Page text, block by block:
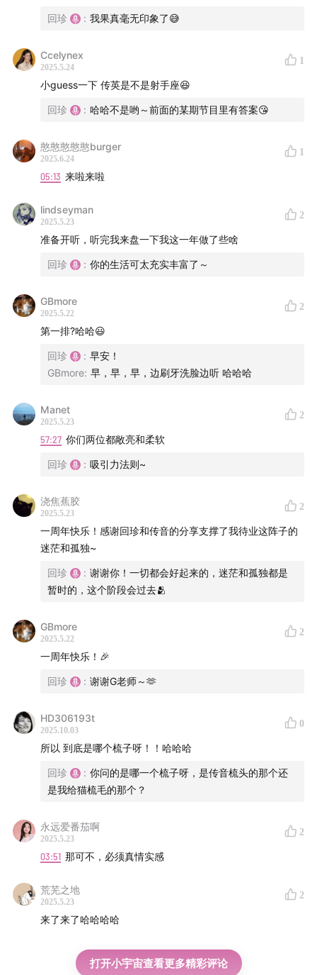
回珍 : 我果真毫无印象了😅
Ccelynex
2025.5.24
1
小guess一下 传英是不是射手座😆
回珍 : 哈哈不是哟～前面的某期节目里有答案😘
憨憨憨憨憨burger
2025.6.24
1
05:13 来啦来啦
lindseyman
2025.5.23
2
准备开听，听完我来盘一下我这一年做了些啥
回珍 : 你的生活可太充实丰富了～
GBmore
2025.5.22
2
第一排?哈哈😃
回珍 : 早安！
GBmore: 早，早，早，边刷牙洗脸边听 哈哈哈
Manet
2025.5.23
2
57:27 你们两位都敞亮和柔软
回珍 : 吸引力法则~
浇焦蕉胶
2025.5.23
2
一周年快乐！感谢回珍和传音的分享支撑了我待业这阵子的
迷茫和孤独~
回珍 : 谢谢你！一切都会好起来的，迷茫和孤独都是
暂时的，这个阶段会过去🫂
GBmore
2025.5.22
2
一周年快乐！🎉
回珍 : 谢谢G老师～🫶
HD306193t
2025.10.03
0
所以 到底是哪个梳子呀！！哈哈哈
回珍 : 你问的是哪一个梳子呀，是传音梳头的那个还
是我给猫梳毛的那个？
永远爱番茄啊
2025.5.23
2
03:51 那可不，必须真情实感
荒芜之地
2025.5.23
2
来了来了哈哈哈哈
打开小宇宙查看更多精彩评论